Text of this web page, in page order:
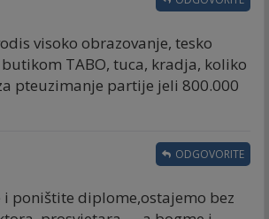
visoko obrazovanje, tesko
butikom TABO, tuca, kradja, koliko
pteuzimanje partije jeli 800.000
i poništite diplome,ostajemo bez
ODGOVORITE